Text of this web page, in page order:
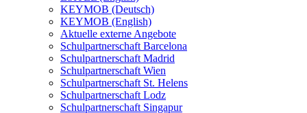
KEYMOB (Deutsch)
KEYMOB (English)
Aktuelle externe Angebote
Schulpartnerschaft Barcelona
Schulpartnerschaft Madrid
Schulpartnerschaft Wien
Schulpartnerschaft St. Helens
Schulpartnerschaft Lodz
Schulpartnerschaft Singapur